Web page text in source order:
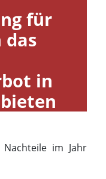
für
in
im Jahr